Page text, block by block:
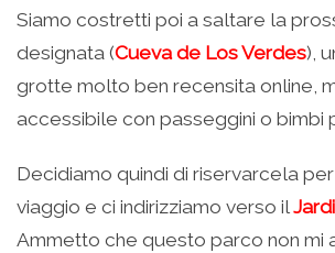
Siamo costretti poi a saltare la
designata (Cueva de Los Verdes),
grotte molto ben recensita online,
accessibile con passeggini o bimbi
Decidiamo quindi di riservarcela
viaggio e ci indirizziamo verso il
Ammetto che questo parco non mi